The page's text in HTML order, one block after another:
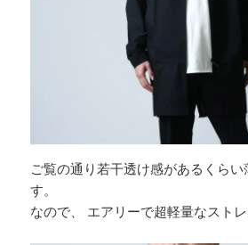
ご覧の通り若干透け感があるくら
す。
なので、 エアリーで超軽量なストレ